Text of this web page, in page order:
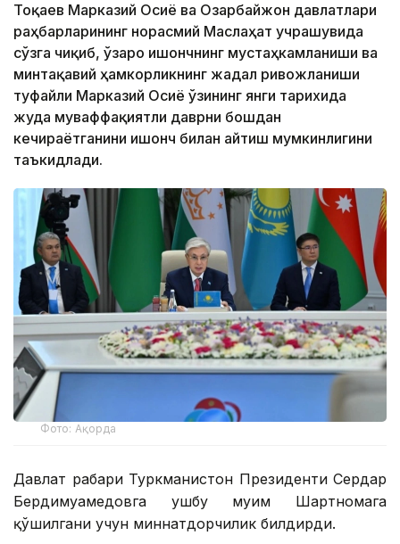
Тоқаев Марказий Осиё ва Озарбайжон давлатлари
раҳбарларининг норасмий Маслаҳат учрашувида
сўзга чиқиб, ўзаро ишончнинг мустаҳкамланиши ва
минтақавий ҳамкорликнинг жадал ривожланиши
туфайли Марказий Осиё ўзининг янги тарихида
жуда муваффақиятли даврни бошдан
кечираётганини ишонч билан айтиш мумкинлигини
таъкидлади.
Фото: Ақорда
Давлат раҳбари Туркманистон Президенти Сердар
Бердимуҳамедовга ушбу муҳим Шартномага
қўшилгани учун миннатдорчилик билдирди.